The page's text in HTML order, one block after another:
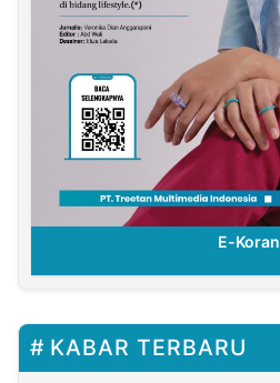
E-Koran
KABAR TERBARU